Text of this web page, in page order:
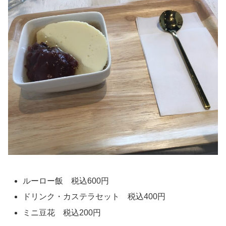
ルーロー飯 税込600円
ドリンク・カステラセット 税込400円
ミニ豆花 税込200円